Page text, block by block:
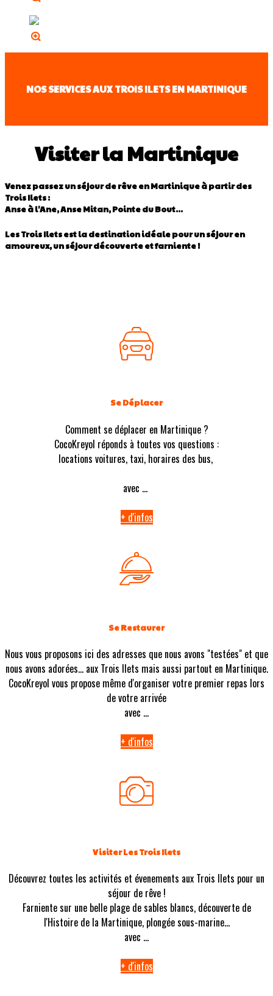
NOS SERVICES AUX TROIS ILETS EN MARTINIQUE
Visiter la Martinique
Venez passez un séjour de rêve en Martinique à partir des
Trois Ilets :
Anse à l'Ane, Anse Mitan, Pointe du Bout...
Les Trois Ilets est la destination idéale pour un séjour en
amoureux, un séjour découverte et farniente !
Se Déplacer
Comment se déplacer en Martinique ?
CocoKreyol réponds à toutes vos questions :
locations voitures, taxi, horaires des bus,
avec ...
+ d'infos
Se Restaurer
Nous vous proposons ici des adresses que nous avons "testées" et que
nous avons adorées... aux Trois Ilets mais aussi partout en Martinique.
CocoKreyol vous propose même d'organiser votre premier repas lors
de votre arrivée
avec ...
+ d'infos
Visiter Les Trois Ilets
Découvrez toutes les activités et évenements aux Trois Ilets pour un
séjour de rêve !
Farniente sur une belle plage de sables blancs, découverte de
l'Histoire de la Martinique, plongée sous-marine...
avec ...
+ d'infos